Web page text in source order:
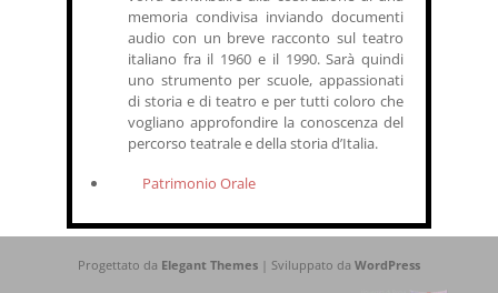
memoria condivisa inviando documenti
audio con un breve racconto sul teatro
italiano fra il 1960 e il 1990. Sarà quindi
uno strumento per scuole, appassionati
di storia e di teatro e per tutti coloro che
vogliano approfondire la conoscenza del
percorso teatrale e della storia d’Italia.
Patrimonio Orale
Progettato da Elegant Themes| Sviluppato da WordPress